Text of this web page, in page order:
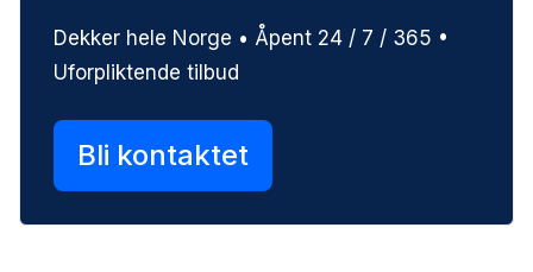
Dekker hele Norge • Åpent 24 / 7 / 365 •
Uforpliktende tilbud
Bli kontaktet